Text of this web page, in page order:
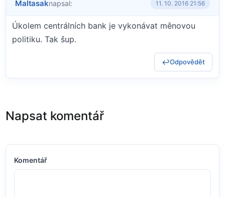
Maltasaknapsal: 11. 10. 2016 21:56
Úkolem centrálních bank je vykonávat měnovou
politiku. Tak šup.
Odpovědět
Napsat komentář
Komentář